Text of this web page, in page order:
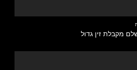
מקבלת זין גדול